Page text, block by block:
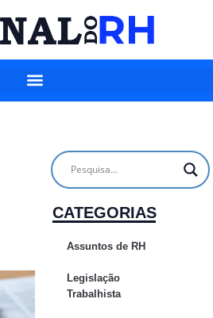
CATEGORIAS
Assuntos de RH
Legislação
Trabalhista